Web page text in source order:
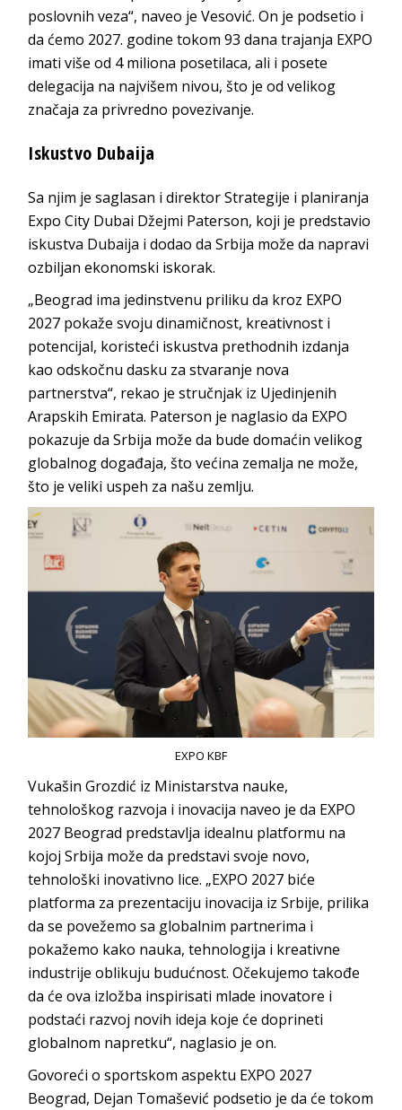
poslovnih veza“, naveo je Vesović. On je podsetio i
da ćemo 2027. godine tokom 93 dana trajanja EXPO
imati više od 4 miliona posetilaca, ali i posete
delegacija na najvišem nivou, što je od velikog
značaja za privredno povezivanje.
Iskustvo Dubaija
Sa njim je saglasan i direktor Strategije i planiranja
Expo City Dubai Džejmi Paterson, koji je predstavio
iskustva Dubaija i dodao da Srbija može da napravi
ozbiljan ekonomski iskorak.
„Beograd ima jedinstvenu priliku da kroz EXPO
2027 pokaže svoju dinamičnost, kreativnost i
potencijal, koristeći iskustva prethodnih izdanja
kao odskočnu dasku za stvaranje nova
partnerstva“, rekao je stručnjak iz Ujedinjenih
Arapskih Emirata. Paterson je naglasio da EXPO
pokazuje da Srbija može da bude domaćin velikog
globalnog događaja, što većina zemalja ne može,
što je veliki uspeh za našu zemlju.
EXPO KBF
Vukašin Grozdić iz Ministarstva nauke,
tehnološkog razvoja i inovacija naveo je da EXPO
2027 Beograd predstavlja idealnu platformu na
kojoj Srbija može da predstavi svoje novo,
tehnološki inovativno lice. „EXPO 2027 biće
platforma za prezentaciju inovacija iz Srbije, prilika
da se povežemo sa globalnim partnerima i
pokažemo kako nauka, tehnologija i kreativne
industrije oblikuju budućnost. Očekujemo takođe
da će ova izložba inspirisati mlade inovatore i
podstaći razvoj novih ideja koje će doprineti
globalnom napretku“, naglasio je on.
Govoreći o sportskom aspektu EXPO 2027
Beograd, Dejan Tomašević podsetio je da će tokom